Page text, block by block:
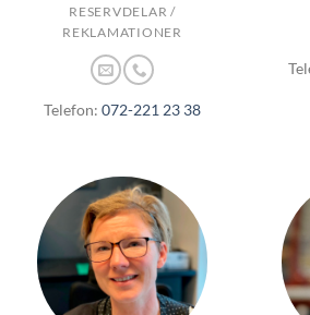
RESERVDELAR /
REKLAMATIONER
Telefon: 072-221 23 38